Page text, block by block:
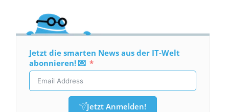
Jetzt die smarten News aus der IT-Welt
abonnieren! 💌
Jetzt Anmelden!